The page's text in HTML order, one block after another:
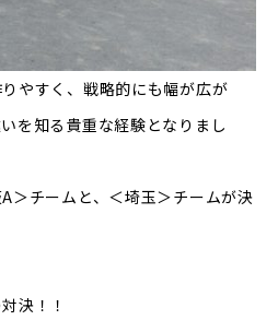
やすく、戦略的にも幅が広が
を知る貴重な経験となりまし
＞チームと、＜埼玉＞チームが決
決！！